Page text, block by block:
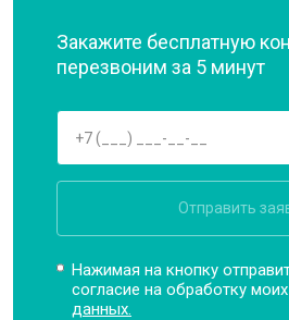
Закажите бесплатную
перезвоним за 5 минут
Отправить
Нажимая на кнопку
согласие на обработку
данных.